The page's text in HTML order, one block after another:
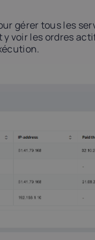
gérer tous les
y voir les ordres